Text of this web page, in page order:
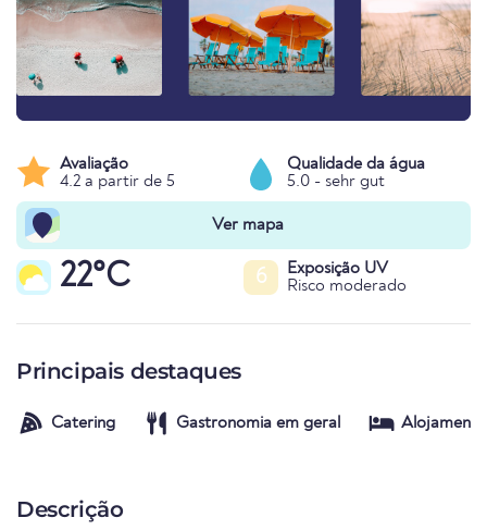
Avaliação
4.2 a partir de 5
Qualidade da água
5.0 - sehr gut
Ver mapa
22°C 6
Exposição UV
Risco moderado
Principais destaques
Catering Gastronomia em geral Alojamento
Descrição